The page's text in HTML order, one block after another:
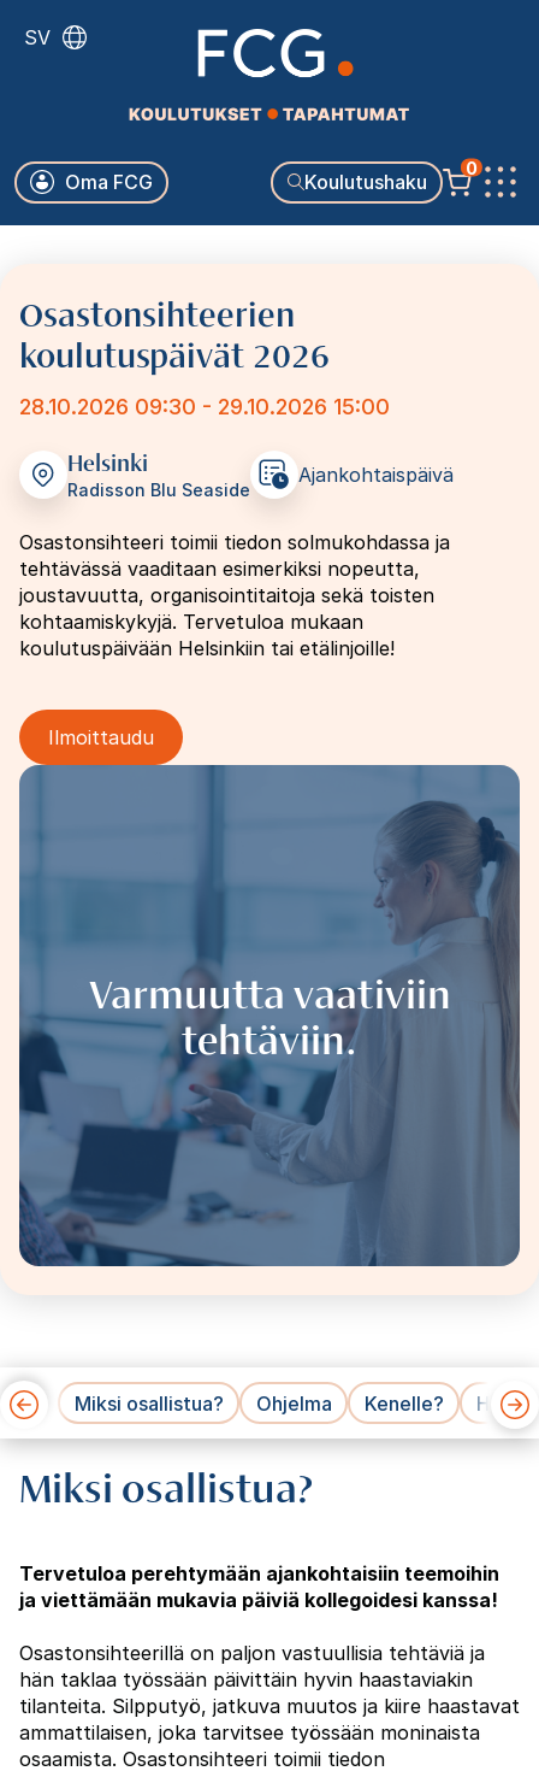
pääsisältöön
SV
Koulutushaku
Käyttäjävalikko
Oma FCG
0
Osastonsihteerien
koulutuspäivät 2026
28.10.2026 09:30 - 29.10.2026 15:00
Helsinki
Radisson Blu Seaside
Ajankohtaispäivä
Osastonsihteeri toimii tiedon solmukohdassa ja
tehtävässä vaaditaan esimerkiksi nopeutta,
joustavuutta, organisointitaitoja sekä toisten
kohtaamiskykyjä. Tervetuloa mukaan
koulutuspäivään Helsinkiin tai etälinjoille!
Ilmoittaudu
Image
Varmuutta vaativiin
tehtäviin.
Miksi osallistua? Ohjelma Kenelle? Hinnat
Miksi osallistua?
Tervetuloa perehtymään ajankohtaisiin teemoihin
ja viettämään mukavia päiviä kollegoidesi kanssa!
Osastonsihteerillä on paljon vastuullisia tehtäviä ja
hän taklaa työssään päivittäin hyvin haastaviakin
tilanteita. Silpputyö, jatkuva muutos ja kiire haastavat
ammattilaisen, joka tarvitsee työssään moninaista
osaamista. Osastonsihteeri toimii tiedon